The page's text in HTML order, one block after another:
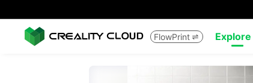
FlowPrint  Explore